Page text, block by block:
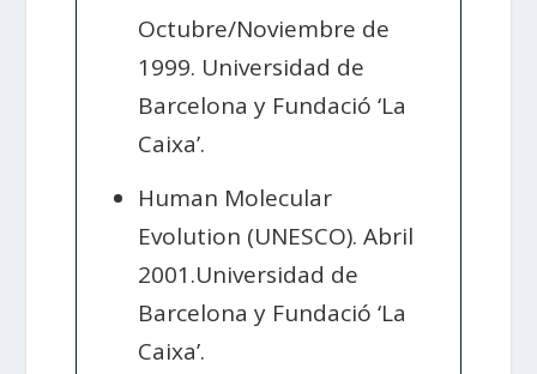
Octubre/Noviembre de
1999. Universidad de
Barcelona y Fundació ‘La
Caixa’.
Human Molecular
Evolution (UNESCO). Abril
2001.Universidad de
Barcelona y Fundació ‘La
Caixa’.